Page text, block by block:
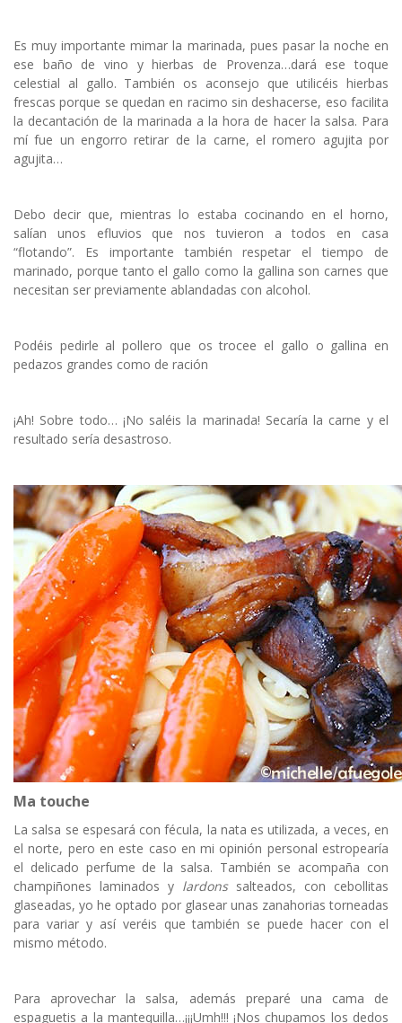
Es muy importante mimar la marinada, pues pasar la noche en
ese baño de vino y hierbas de Provenza…dará ese toque
celestial al gallo. También os aconsejo que utilicéis hierbas
frescas porque se quedan en racimo sin deshacerse, eso facilita
la decantación de la marinada a la hora de hacer la salsa. Para
mí fue un engorro retirar de la carne, el romero agujita por
agujita…
Debo decir que, mientras lo estaba cocinando en el horno,
salían unos efluvios que nos tuvieron a todos en casa
“flotando”. Es importante también respetar el tiempo de
marinado, porque tanto el gallo como la gallina son carnes que
necesitan ser previamente ablandadas con alcohol.
Podéis pedirle al pollero que os trocee el gallo o gallina en
pedazos grandes como de ración
¡Ah! Sobre todo… ¡No saléis la marinada! Secaría la carne y el
resultado sería desastroso.
Ma touche
La salsa se espesará con fécula, la nata es utilizada, a veces, en
el norte, pero en este caso en mi opinión personal estropearía
el delicado perfume de la salsa. También se acompaña con
champiñones laminados y lardonssalteados, con cebollitas
glaseadas, yo he optado por glasear unas zanahorias torneadas
para variar y así veréis que también se puede hacer con el
mismo método.
Para aprovechar la salsa, además preparé una cama de
espaguetis a la mantequilla…¡¡¡Umh!!! ¡Nos chupamos los dedos